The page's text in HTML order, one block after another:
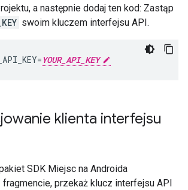
a następnie dodaj ten kod: Zastąp
swoim kluczem interfejsu API.
YOUR_API_KEY
klienta interfejsu
SDK Miejsc na Androida
przekaż klucz interfejsu API